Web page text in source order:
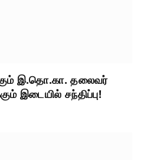
இ.தொ.கா. தலைவர்
இடையில் சந்திப்பு!